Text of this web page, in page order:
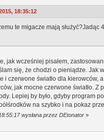
18:35:12
te migacze mają
jak wcześniej pisałem,
się, że chodzi o pieniądze. Jak
i czerwone światło dla
jak mocne czerwone światło.
Lepiej by było, gdyby program
na szybko i na pokaz
wysłana przez DEtonator»